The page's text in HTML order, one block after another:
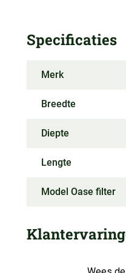
Specificaties
Merk
Breedte
Diepte
Lengte
Model Oase filter